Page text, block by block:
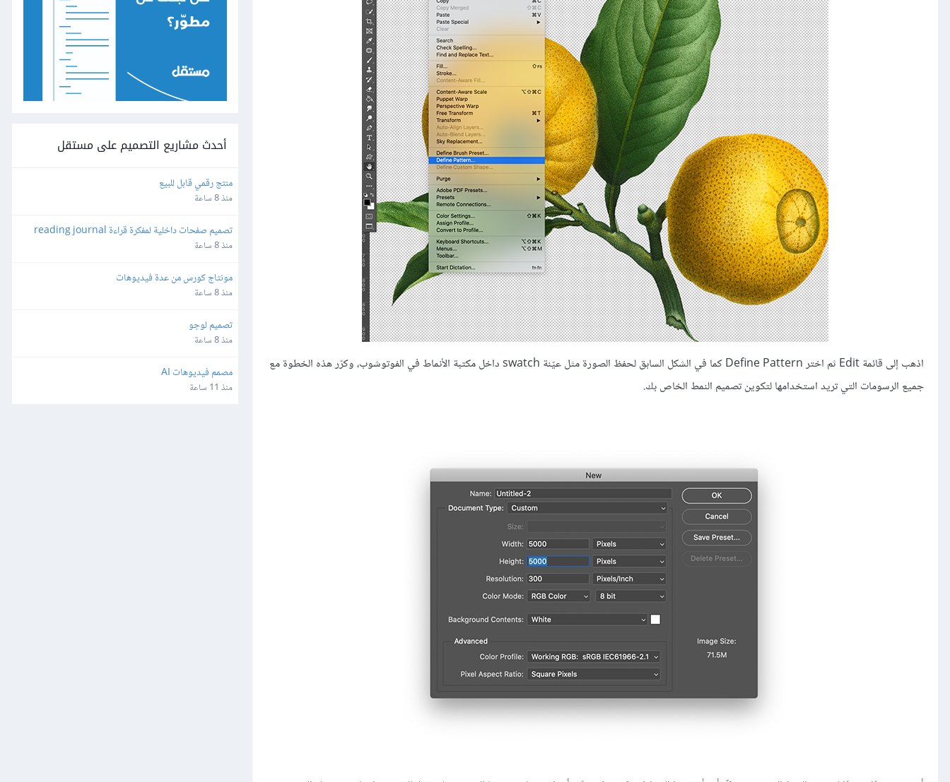
اذهب إلى قائمة Edit ثم اختر Define Pattern كما في الشكل السابق لحفظ الصورة مثل عيّنة swatch داخل مكتبة الأنماط في الفوتوشوب، وكرّر هذه الخطوة مع
جميع الرسومات التي تريد استخدامها لتكوين تصميم النمط الخاص بك.
أحدث مشاريع التصميم على مستقل
منتج رقمي قابل للبيع
منذ 8 ساعة
تصميم صفحات داخلية لمفكرة قراءة reading journal
منذ 8 ساعة
مونتاج كورس من عدة فيديوهات
منذ 8 ساعة
تصميم لوجو
منذ 8 ساعة
مصمم فيديوهات AI
منذ 11 ساعة